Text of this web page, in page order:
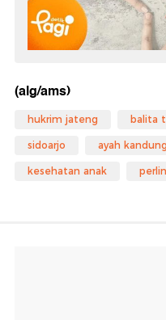
(alg/ams)
hukrim jateng balita
sidoarjo ayah kandung
kesehatan anak